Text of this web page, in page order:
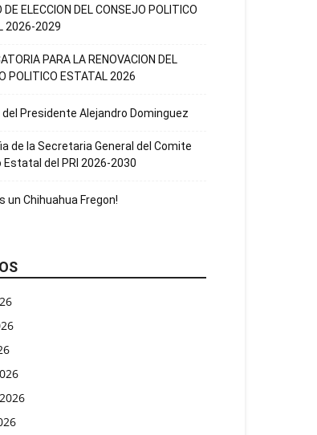
DE ELECCION DEL CONSEJO POLITICO
2026-2029
PARA LA RENOVACION DEL
POLITICO ESTATAL 2026
del Presidente Alejandro Dominguez
de la Secretaria General del Comite
Estatal del PRI 2026-2030
un Chihuahua Fregon!